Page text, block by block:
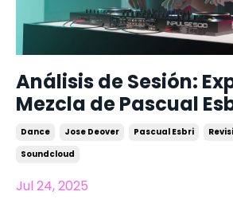
Análisis de Sesión:
Mezcla de Pascual
Dance Jose Deover Pascual Esbri
Soundcloud
Jul 24, 2025